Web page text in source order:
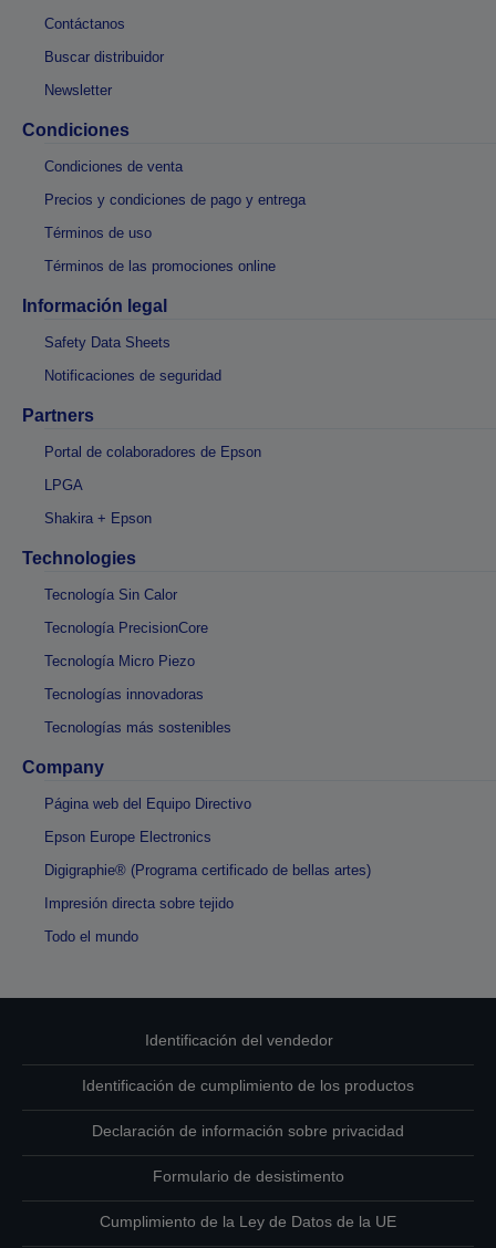
Contáctanos
Buscar distribuidor
Newsletter
Condiciones
Condiciones de venta
Precios y condiciones de pago y entrega
Términos de uso
Términos de las promociones online
Información legal
Safety Data Sheets
Notificaciones de seguridad
Partners
Portal de colaboradores de Epson
LPGA
Shakira + Epson
Technologies
Tecnología Sin Calor
Tecnología PrecisionCore
Tecnología Micro Piezo
Tecnologías innovadoras
Tecnologías más sostenibles
Company
Página web del Equipo Directivo
Epson Europe Electronics
Digigraphie® (Programa certificado de bellas artes)
Impresión directa sobre tejido
Todo el mundo
Identificación del vendedor
Identificación de cumplimiento de los productos
Declaración de información sobre privacidad
Formulario de desistimento
Cumplimiento de la Ley de Datos de la UE